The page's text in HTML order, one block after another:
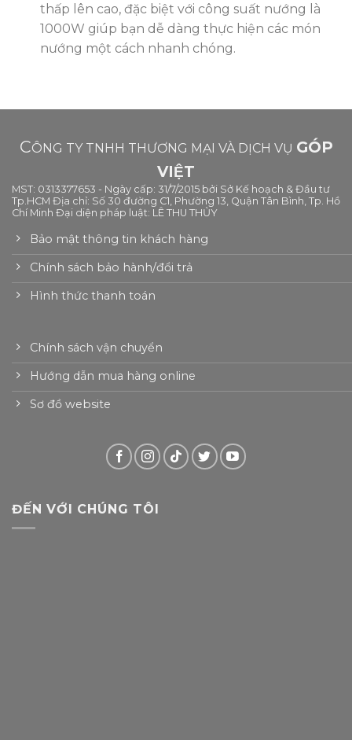
thấp lên cao, đặc biệt với công suất nướng là
1000W giúp bạn dễ dàng thực hiện các món
nướng một cách nhanh chóng.
CÔNG TY TNHH THƯƠNG MẠI VÀ DỊCH VỤ GÓP
VIỆT
MST: 0313377653 - Ngày cấp: 31/7/2015 bởi Sở Kế hoạch & Đầu tư
Tp.HCM Địa chỉ: Số 30 đường C1, Phường 13, Quận Tân Bình, Tp. Hồ
Chí Minh Đại diện pháp luật: LÊ THU THỦY
Bảo mật thông tin khách hàng
Chính sách bảo hành/đổi trả
Hình thức thanh toán
Chính sách vận chuyển
Hướng dẫn mua hàng online
Sơ đồ website
ĐẾN VỚI CHÚNG TÔI